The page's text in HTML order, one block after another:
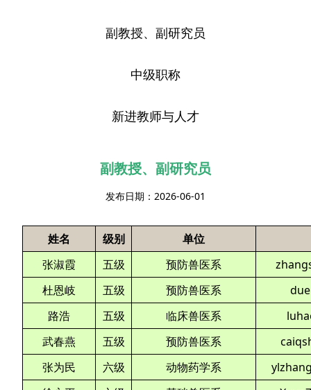
副教授、副研究员
中级职称
新进教师与人才
副教授、副研究员
发布日期：2026-06-01
姓名 级别
单位
张淑霞
五级 预防兽医系
杜恩岐
五级 预防兽医系
路浩
五级 临床兽医系
武春燕
五级 预防兽医系
张为民
六级 动物药学系